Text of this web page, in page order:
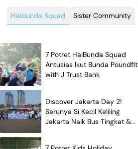
Haibunda Squad Sister Community
7 Potret HaiBunda Squad
Antusias Ikut Bunda Poundfit
with J Trust Bank
Discover Jakarta Day 2!
Serunya Si Kecil Keliling
Jakarta Naik Bus Tingkat &